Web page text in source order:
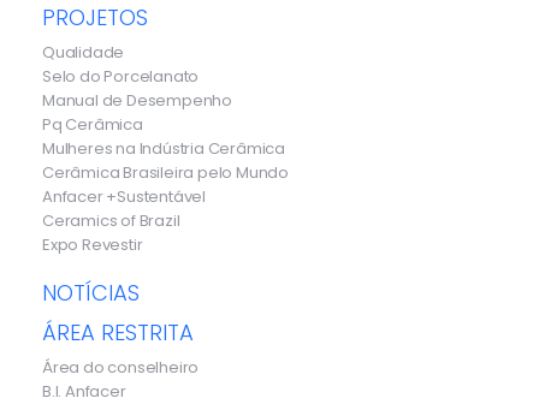
PROJETOS
Qualidade
Selo do Porcelanato
Manual de Desempenho
Pq Cerâmica
Mulheres na Indústria Cerâmica
Cerâmica Brasileira pelo Mundo
Anfacer +Sustentável
Ceramics of Brazil
Expo Revestir
NOTÍCIAS
ÁREA RESTRITA
Área do conselheiro
B.I. Anfacer